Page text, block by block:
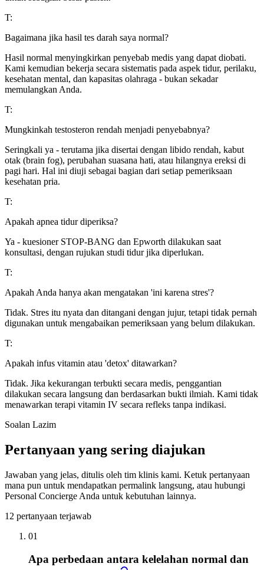
T:
Bagaimana jika hasil tes darah saya normal?
Hasil normal menyingkirkan penyebab medis yang dapat diobati.
Kami kemudian bekerja secara sistematis pada aspek tidur, perilaku,
kesehatan mental, dan kapasitas olahraga - bukan sekadar
memulangkan Anda.
T:
Mungkinkah testosteron rendah menjadi penyebabnya?
Seringkali ya - terutama jika disertai dengan libido rendah, kabut
otak (brain fog), perubahan suasana hati, atau hilangnya ereksi di
pagi hari. Hal ini diuji sebagai bagian dari setiap pemeriksaan
kesehatan pria.
T:
Apakah apnea tidur diperiksa?
Ya - kuesioner STOP-BANG dan Epworth dilakukan saat
konsultasi, dengan rujukan studi tidur jika diperlukan.
T:
Apakah Anda hanya akan mengatakan 'ini karena stres'?
Tidak. Stres itu nyata dan ditangani dengan jujur, tetapi tidak pernah
digunakan untuk mengabaikan pemeriksaan yang belum dilakukan.
T:
Apakah infus vitamin atau 'detox' ditawarkan?
Tidak. Jika kekurangan terbukti secara medis, penggantian
dilakukan secara langsung dan berdasarkan bukti ilmiah. Kami tidak
menawarkan terapi vitamin IV secara refleks tanpa indikasi.
Soalan Lazim
Pertanyaan yang sering diajukan
Jawaban yang jelas, ditulis oleh tim klinis kami. Ketuk pertanyaan
mana pun untuk mendapatkan permalink langsung, atau hubungi
Personal Concierge Anda untuk kebutuhan lainnya.
12 pertanyaan terjawab
01
Apa perbedaan antara kelelahan normal dan